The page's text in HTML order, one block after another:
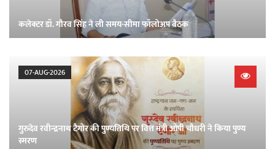
कलेक्टर डॉ. गौरव सिंह ने ली समय-सीमा फॉलोअप बैठक
07-AUG-2026
गुरुदेव रवीन्द्रनाथ टैगोर की पुण्यतिथि पर वित्त मंत्री ओपी चौधरी ने किया पुण्य
स्मरण